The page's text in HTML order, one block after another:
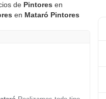
de Pintores en
en Mataró Pintores